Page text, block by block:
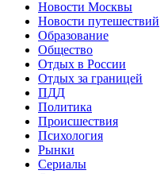
Новости Москвы
Новости путешествий
Образование
Общество
Отдых в России
Отдых за границей
ПДД
Политика
Происшествия
Психология
Рынки
Сериалы